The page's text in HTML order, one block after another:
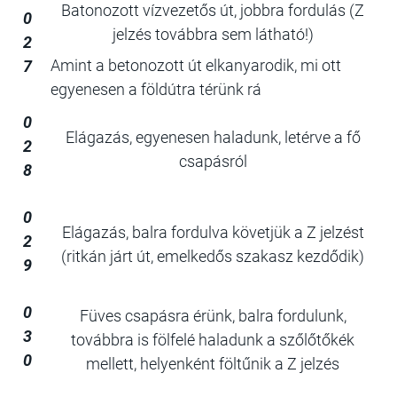
0
2
7
Batonozott vízvezetős út, jobbra fordulás (Z
jelzés továbbra sem látható!)
Amint a betonozott út elkanyarodik, mi ott
egyenesen a földútra térünk rá
0
2
8
Elágazás, egyenesen haladunk, letérve a fő
csapásról
0
2
9
Elágazás, balra fordulva követjük a Z jelzést
(ritkán járt út, emelkedős szakasz kezdődik)
0
3
0
Füves csapásra érünk, balra fordulunk,
továbbra is fölfelé haladunk a szőlőtőkék
mellett, helyenként föltűnik a Z jelzés